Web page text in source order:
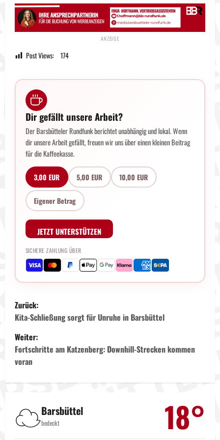
Post Views: 174
Dir gefällt unsere Arbeit?
Der Barsbütteler Rundfunk berichtet unabhängig und lokal. Wenn
dir unsere Arbeit gefällt, freuen wir uns über einen kleinen Beitrag
für die Kaffeekasse.
3,00 EUR 5,00 EUR 10,00 EUR
Eigener Betrag
JETZT UNTERSTÜTZEN
SICHERE ZAHLUNG ÜBER
B
e
i
t
r
g
Zurück:
Kita-Schließung sorgt für Unruhe in Barsbüttel
Weiter:
Fortschritte am Katzenberg: Downhill-Strecken kommen
voran
☁️Barsbüttel
bedeckt 18°